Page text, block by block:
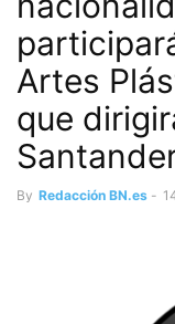
Artes
que
By Redacción BN.es -